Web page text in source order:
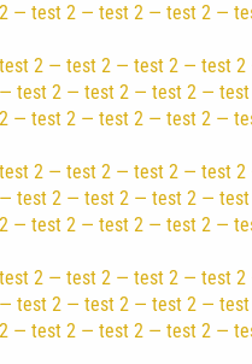
test 2 — test 2 — test 2 —
2 — test 2 — test 2 — test
2 — test 2 — test 2 —
test 2 — test 2 — test 2 —
2 — test 2 — test 2 — test
2 — test 2 — test 2 —
test 2 — test 2 — test 2 —
2 — test 2 — test 2 — test
2 — test 2 — test 2 —
test 2 — test 2 — test 2 —